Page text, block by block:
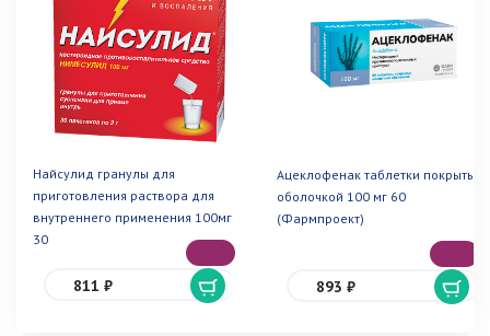
Найсулид гранулы для
приготовления раствора для
внутреннего применения 100мг
30
811 ₽
Ацеклофенак таблетки покрытые
оболочкой 100 мг 60
(Фармпроект)
893 ₽